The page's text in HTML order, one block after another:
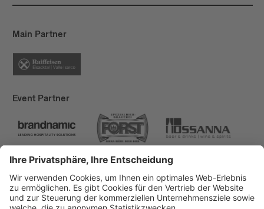
Main Partner
Event Partner